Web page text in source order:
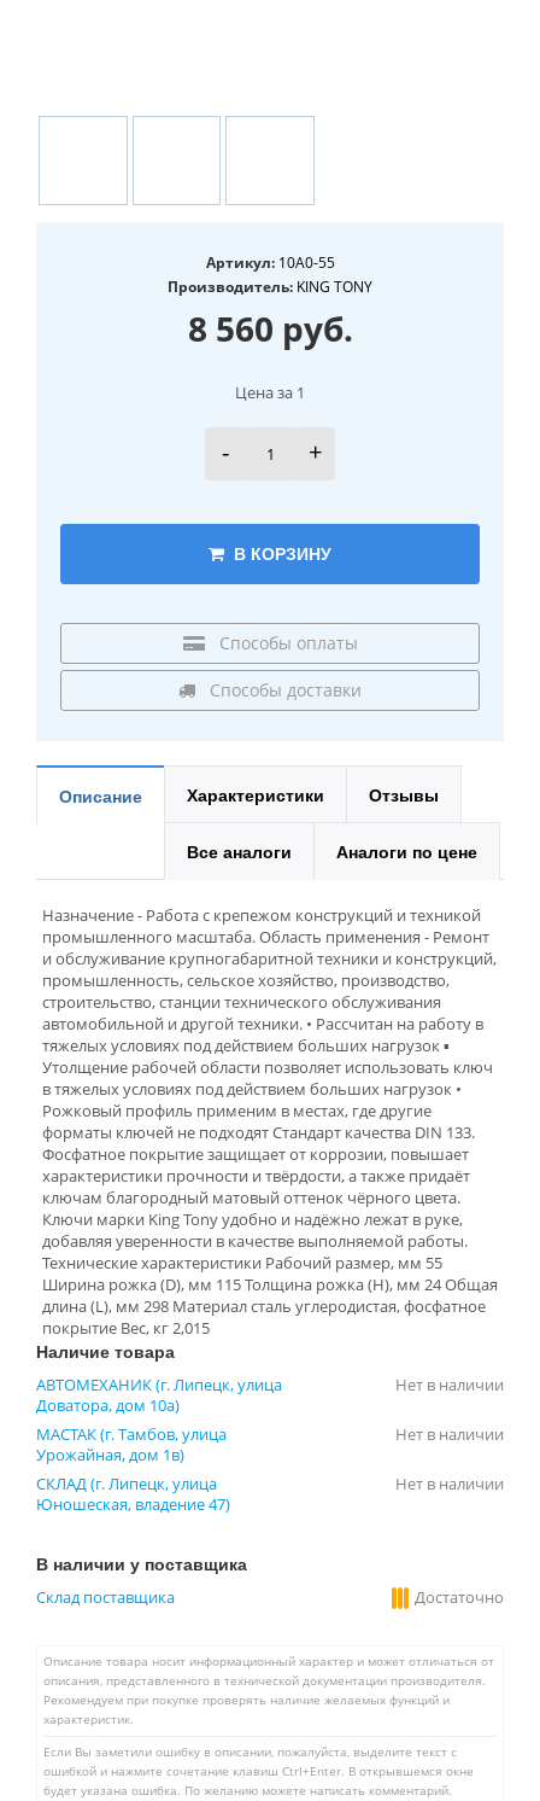
Артикул:10A0-55
Производитель: KING TONY
8 560 руб.
Цена за 1
- +
В КОРЗИНУ
Способы оплаты
Способы доставки
Описание Характеристики Отзывы
Все аналоги Аналоги по цене
Назначение - Работа с крепежом конструкций и техникой
промышленного масштаба. Область применения - Ремонт
и обслуживание крупногабаритной техники и конструкций,
промышленность, сельское хозяйство, производство,
строительство, станции технического обслуживания
автомобильной и другой техники. • Расcчитан на работу в
тяжелых условиях под действием больших нагрузок ▪
Утолщение рабочей области позволяет использовать ключ
в тяжелых условиях под действием больших нагрузок •
Рожковый профиль применим в местах, где другие
форматы ключей не подходят Cтандарт качества DIN 133.
Фосфатное покрытие защищает от коррозии, повышает
характеристики прочности и твёрдости, а также придаёт
ключам благородный матовый оттенок чёрного цвета.
Ключи марки King Tony удобно и надёжно лежат в руке,
добавляя уверенности в качестве выполняемой работы.
Технические характеристики Рабочий размер, мм 55
Ширина рожка (D), мм 115 Толщина рожка (H), мм 24 Общая
длина (L), мм 298 Материал сталь углеродистая, фосфатное
покрытие Вес, кг 2,015
Наличие товара
АВТОМЕХАНИК (г. Липецк, улица
Доватора, дом 10а)
Нет в наличии
МАСТАК (г. Тамбов, улица
Урожайная, дом 1в)
Нет в наличии
СКЛАД (г. Липецк, улица
Юношеская, владение 47)
Нет в наличии
В наличии у поставщика
Склад поставщика Достаточно
Описание товара носит информационный характер и может отличаться от
описания, представленного в технической документации производителя.
Рекомендуем при покупке проверять наличие желаемых функций и
характеристик.
Если Вы заметили ошибку в описании, пожалуйста, выделите текст с
ошибкой и нажмите сочетание клавиш Ctrl+Enter. В открывшемся окне
будет указана ошибка. По желанию можете написать комментарий.